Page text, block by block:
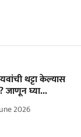
थट्टा केल्यास
जाणून घ्या...
2026